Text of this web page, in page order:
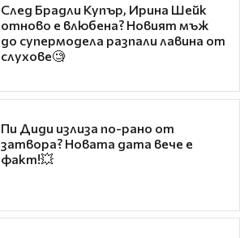
След Брадли Купър, Ирина Шейк
отново е влюбена? Новият мъж
до супермодела разпали лавина от
слухове🧐
Пи Диди излиза по-рано от
затвора? Новата дата вече е
факт!💥